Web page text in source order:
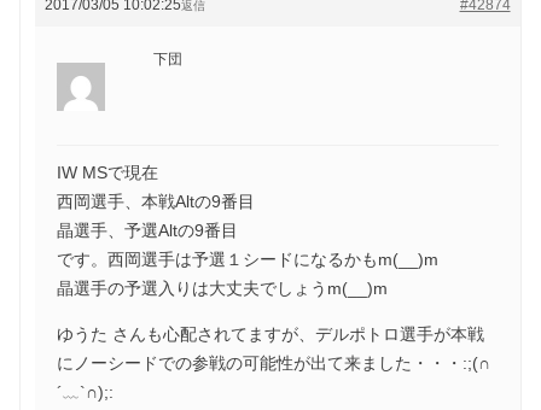
2017/03/05 10:02:25 #42874
返信
下団
IW MSで現在
西岡選手、本戦Altの9番目
晶選手、予選Altの9番目
です。西岡選手は予選１シードになるかもm(__)m
晶選手の予選入りは大丈夫でしょうm(__)m
ゆうた さんも心配されてますが、デルポトロ選手が本戦
にノーシードでの参戦の可能性が出て来ました・・・:;(∩
´﹏`∩);: